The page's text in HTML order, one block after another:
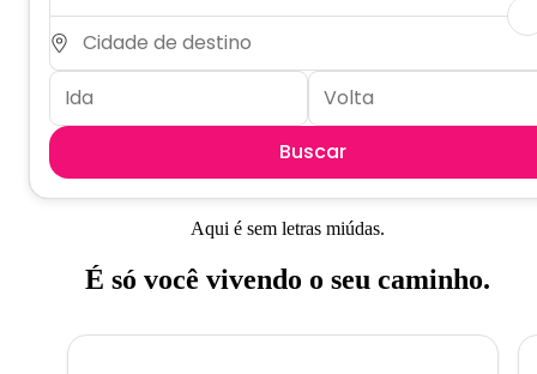
Buscar
Aqui é sem letras miúdas.
É só você vivendo o seu caminho.